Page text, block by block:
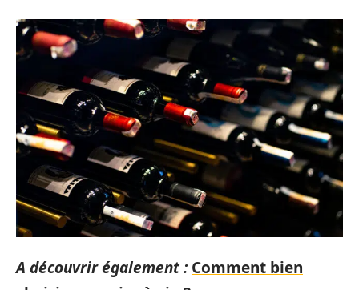
A découvrir également : Comment bien